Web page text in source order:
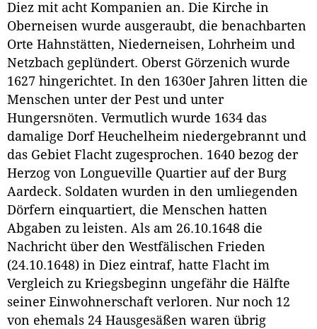
Diez mit acht Kompanien an. Die Kirche in
Oberneisen wurde ausgeraubt, die benachbarten
Orte Hahnstätten, Niederneisen, Lohrheim und
Netzbach geplündert. Oberst Görzenich wurde
1627 hingerichtet. In den 1630er Jahren litten die
Menschen unter der Pest und unter
Hungersnöten. Vermutlich wurde 1634 das
damalige Dorf Heuchelheim niedergebrannt und
das Gebiet Flacht zugesprochen. 1640 bezog der
Herzog von Longueville Quartier auf der Burg
Aardeck. Soldaten wurden in den umliegenden
Dörfern einquartiert, die Menschen hatten
Abgaben zu leisten. Als am 26.10.1648 die
Nachricht über den Westfälischen Frieden
(24.10.1648) in Diez eintraf, hatte Flacht im
Vergleich zu Kriegsbeginn ungefähr die Hälfte
seiner Einwohnerschaft verloren. Nur noch 12
von ehemals 24 Hausgesäßen waren übrig